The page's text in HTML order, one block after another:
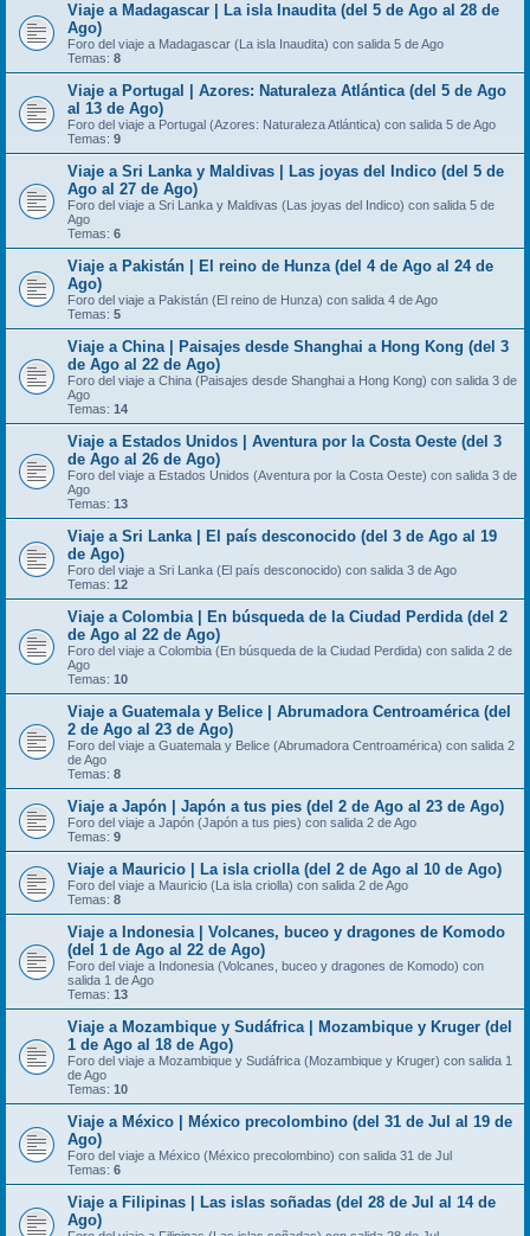
Viaje a Madagascar | La isla Inaudita (del 5 de Ago al 28 de
Ago)
Foro del viaje a Madagascar (La isla Inaudita) con salida 5 de Ago
Temas: 8
Viaje a Portugal | Azores: Naturaleza Atlántica (del 5 de Ago
al 13 de Ago)
Foro del viaje a Portugal (Azores: Naturaleza Atlántica) con salida 5 de Ago
Temas: 9
Viaje a Sri Lanka y Maldivas | Las joyas del Indico (del 5 de
Ago al 27 de Ago)
Foro del viaje a Sri Lanka y Maldivas (Las joyas del Indico) con salida 5 de
Ago
Temas: 6
Viaje a Pakistán | El reino de Hunza (del 4 de Ago al 24 de
Ago)
Foro del viaje a Pakistán (El reino de Hunza) con salida 4 de Ago
Temas: 5
Viaje a China | Paisajes desde Shanghai a Hong Kong (del 3
de Ago al 22 de Ago)
Foro del viaje a China (Paisajes desde Shanghai a Hong Kong) con salida 3 de
Ago
Temas: 14
Viaje a Estados Unidos | Aventura por la Costa Oeste (del 3
de Ago al 26 de Ago)
Foro del viaje a Estados Unidos (Aventura por la Costa Oeste) con salida 3 de
Ago
Temas: 13
Viaje a Sri Lanka | El país desconocido (del 3 de Ago al 19
de Ago)
Foro del viaje a Sri Lanka (El país desconocido) con salida 3 de Ago
Temas: 12
Viaje a Colombia | En búsqueda de la Ciudad Perdida (del 2
de Ago al 22 de Ago)
Foro del viaje a Colombia (En búsqueda de la Ciudad Perdida) con salida 2 de
Ago
Temas: 10
Viaje a Guatemala y Belice | Abrumadora Centroamérica (del
2 de Ago al 23 de Ago)
Foro del viaje a Guatemala y Belice (Abrumadora Centroamérica) con salida 2
de Ago
Temas: 8
Viaje a Japón | Japón a tus pies (del 2 de Ago al 23 de Ago)
Foro del viaje a Japón (Japón a tus pies) con salida 2 de Ago
Temas: 9
Viaje a Mauricio | La isla criolla (del 2 de Ago al 10 de Ago)
Foro del viaje a Mauricio (La isla criolla) con salida 2 de Ago
Temas: 8
Viaje a Indonesia | Volcanes, buceo y dragones de Komodo
(del 1 de Ago al 22 de Ago)
Foro del viaje a Indonesia (Volcanes, buceo y dragones de Komodo) con
salida 1 de Ago
Temas: 13
Viaje a Mozambique y Sudáfrica | Mozambique y Kruger (del
1 de Ago al 18 de Ago)
Foro del viaje a Mozambique y Sudáfrica (Mozambique y Kruger) con salida 1
de Ago
Temas: 10
Viaje a México | México precolombino (del 31 de Jul al 19 de
Ago)
Foro del viaje a México (México precolombino) con salida 31 de Jul
Temas: 6
Viaje a Filipinas | Las islas soñadas (del 28 de Jul al 14 de
Ago)